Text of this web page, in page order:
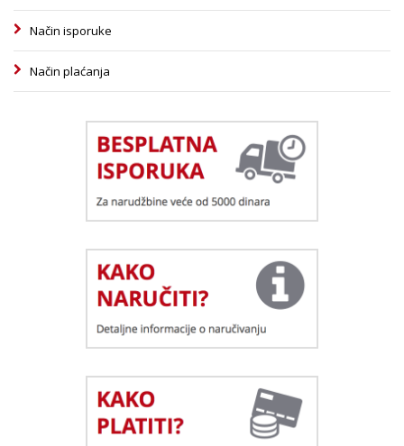
Način isporuke
Način plaćanja